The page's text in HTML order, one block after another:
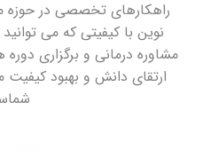
راهکارهای تخصصی در حوزه
نوین با کیفیتی که می
مشاوره درمانی و برگزاری
ارتقای دانش و بهبود